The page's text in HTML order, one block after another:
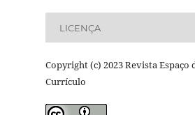
LICENÇA
Copyright (c) 2023 Revista Espaço
Currículo